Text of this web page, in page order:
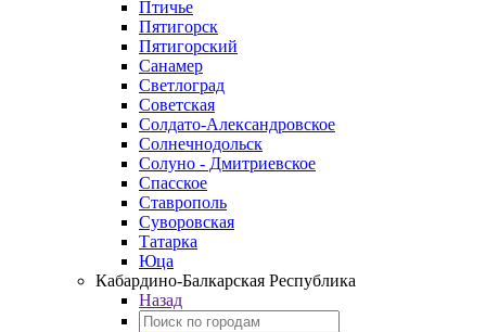
Птичье
Пятигорск
Пятигорский
Санамер
Светлоград
Советская
Солдато-Александровское
Солнечнодольск
Солуно - Дмитриевское
Спасское
Ставрополь
Суворовская
Татарка
Юца
Кабардино‑Балкарская Республика
Назад